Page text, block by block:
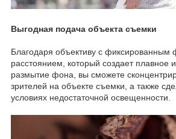
Выгодная подача объекта съемки
Благодаря объективу с фиксированным
расстоянием, который создает плавное
размытие фона, вы сможете
зрителей на объекте съемки, а также
условиях недостаточной освещенности.